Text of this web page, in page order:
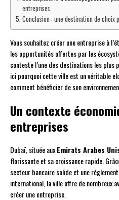
entreprises
Conclusion : une destination de choix
Vous souhaitez créer une entreprise à
les opportunités offertes par les
conteste l’une des destinations les plus
ici pourquoi cette ville est un véritable
comment bénéficier de son
Un contexte
entreprises
Dubaï, située auxEmirats Arabes
florissante et sa croissance rapide.
secteur bancaire solide et une
international, la ville offre de nombreux
créer une entreprise.